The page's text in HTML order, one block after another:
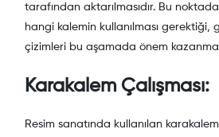
tarafından aktarılmasıdır. Bu
hangi kalemin kullanılması gerektiği,
çizimleri bu aşamada önem
Karakalem Çalışması:
Resim sanatında kullanılan